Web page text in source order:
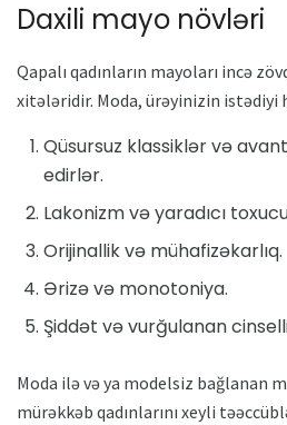
Daxili mayo növləri
Qapalı qadınların mayoları incə
xitələridir. Moda, ürəyinizin istədiyi
Qüsursuz klassiklər və
edirlər.
Lakonizm və yaradıcı
Orijinallik və mühafizəkarlıq.
Ərizə və monotoniya.
Şiddət və vurğulanan
Moda ilə və ya modelsiz bağlanan
mürəkkəb qadınlarını xeyli